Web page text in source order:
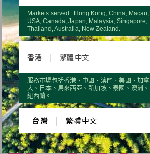
Markets served : Hong Kong, China, Macau,
USA, Canada, Japan, Malaysia, Singapore,
Thailand, Australia, New Zealand.
香港 | 繁體中文
服務市場包括香港、中國、澳門、美國、加拿
大、日本、馬來西亞、新加坡、泰國、澳洲、
紐西蘭。
台灣 | 繁體中文